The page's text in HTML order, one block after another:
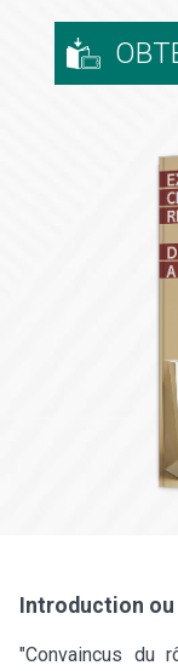
Introduction
"Convaincus du